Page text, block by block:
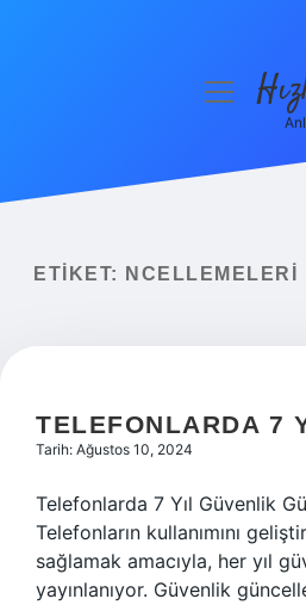
Yasal Uyarı
menüyü
ETIKET: NCELLEMELERI
TELEFONLARDA 7
Tarih: Ağustos 10, 2024
Telefonlarda 7 Yıl Güvenlik
Telefonların kullanımını
sağlamak amacıyla, her yıl
yayınlanıyor. Güvenlik